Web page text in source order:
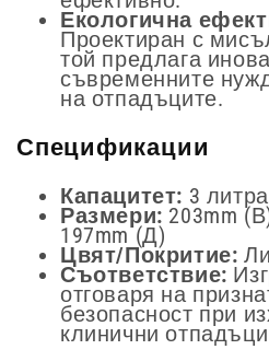
Екологична
Проектиран с
той предлага
съвременните
на отпадъците.
Спецификации
Капацитет: 3 литра
Размери: 203mm
197mm (Д)
Цвят/Покритие:
Съответствие:
отговаря на
безопасност при
клинични отпадъци